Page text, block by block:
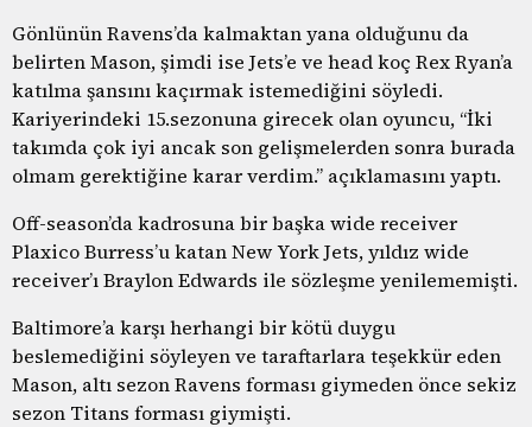
Gönlünün Ravens’da kalmaktan yana olduğunu da
belirten Mason, şimdi ise Jets’e ve head koç Rex Ryan’a
katılma şansını kaçırmak istemediğini söyledi.
Kariyerindeki 15.sezonuna girecek olan oyuncu, “İki
takımda çok iyi ancak son gelişmelerden sonra burada
olmam gerektiğine karar verdim.” açıklamasını yaptı.
Off-season’da kadrosuna bir başka wide receiver
Plaxico Burress’u katan New York Jets, yıldız wide
receiver’ı Braylon Edwards ile sözleşme yenilememişti.
Baltimore’a karşı herhangi bir kötü duygu
beslemediğini söyleyen ve taraftarlara teşekkür eden
Mason, altı sezon Ravens forması giymeden önce sekiz
sezon Titans forması giymişti.